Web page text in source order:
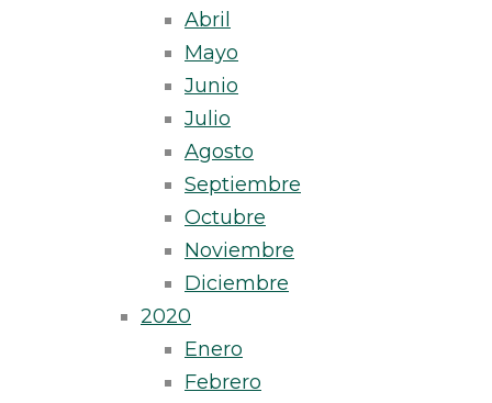
Abril
Mayo
Junio
Julio
Agosto
Septiembre
Octubre
Noviembre
Diciembre
2020
Enero
Febrero